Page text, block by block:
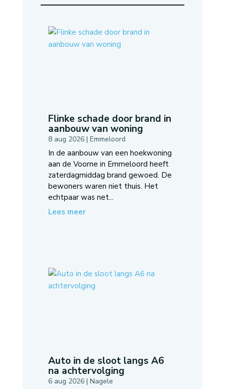
Flinke schade door brand in
aanbouw van woning
8 aug 2026| Emmeloord
In de aanbouw van een hoekwoning
aan de Voorne in Emmeloord heeft
zaterdagmiddag brand gewoed. De
bewoners waren niet thuis. Het
echtpaar was net...
Lees meer
Auto in de sloot langs A6
na achtervolging
6 aug 2026| Nagele